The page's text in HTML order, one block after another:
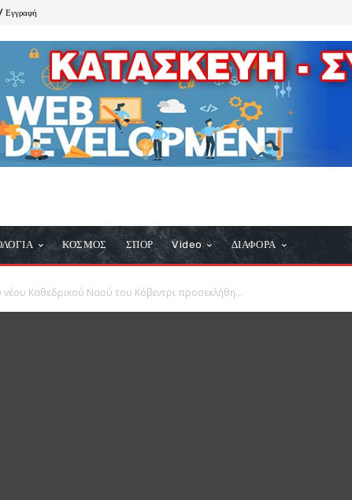
Εγγραφή
ΚΟΣΜΟΣ ΣΠΟΡ Video ΔΙΑΦΟΡΑ
νέου Καθεδρικού Ναού του Κόβεντρι προσεκλήθη...